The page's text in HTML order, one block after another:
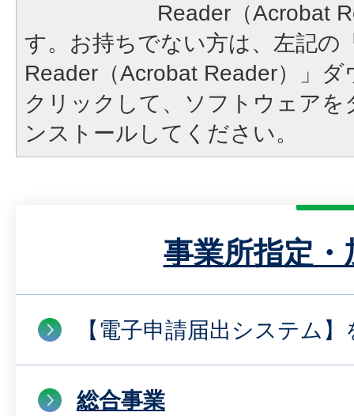
Reader（Acrobat
す。お持ちでない方は、左記の
Reader（Acrobat Reader）」
クリックして、ソフトウェア
ンストールしてください。
事業所指定・
【電子申請届出システム
総合事業